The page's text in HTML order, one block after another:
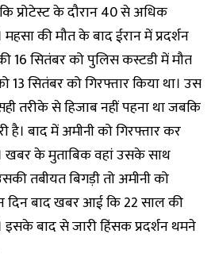
प्रोटेस्ट के दौरान 40 से अधिक
महसा की मौत के बाद ईरान में प्रदर्शन
16 सितंबर को पुलिस कस्टडी में मौत
13 सितंबर को गिरफ्तार किया था। उस
तरीके से हिजाब नहीं पहना था जबकि
है। बाद में अमीनी को गिरफ्तार कर
खबर के मुताबिक वहां उसके साथ
तबीयत बिगड़ी तो अमीनी को
दिन बाद खबर आई कि 22 साल की
इसके बाद से जारी हिंसक प्रदर्शन थमने